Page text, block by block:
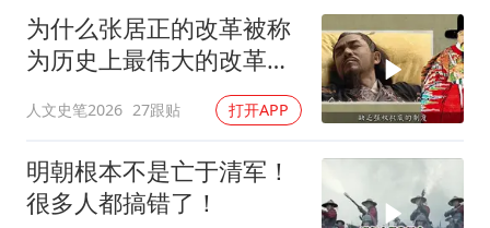
为什么张居正的改革被称
为历史上最伟大的改革之
一 但明始亡万历 #历史知
识
人文史笔2026 27跟贴 打开APP
明朝根本不是亡于清军！
很多人都搞错了！